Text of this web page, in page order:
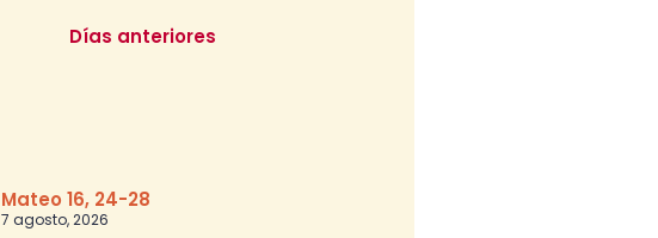
Días anteriores
Mateo 16, 24-28
7 agosto, 2026